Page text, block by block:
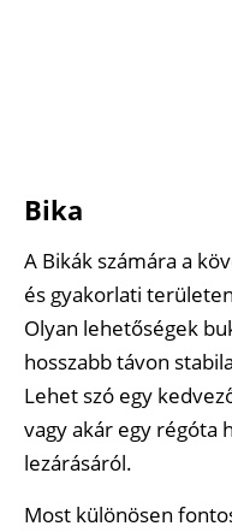
Bika
A Bikák számára a
és gyakorlati
Olyan lehetőségek
hosszabb távon
Lehet szó egy
vagy akár egy régóta
lezárásáról.
Most különösen